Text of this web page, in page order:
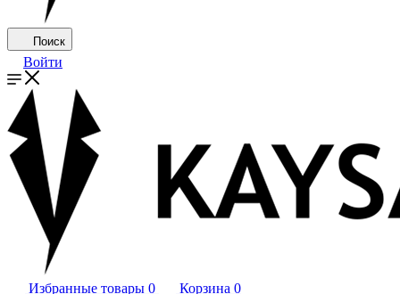
Поиск
Войти
Избранные товары 0 Корзина 0